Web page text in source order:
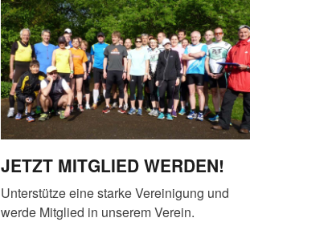
JETZT MITGLIED WERDEN!
Unterstütze eine starke Vereinigung und
werde Mitglied in unserem Verein.